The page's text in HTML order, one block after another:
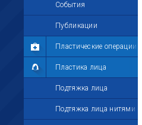
События
Публикации
Пластические операции
Пластика лица
Подтяжка лица
Подтяжка лица нитями
Моё избранное
Мои настройки